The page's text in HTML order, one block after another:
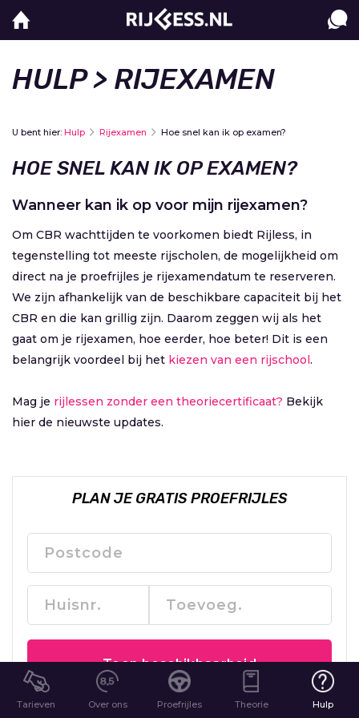
HULP> RIJEXAMEN
U bent hier: Hulp Rijexamen Hoe snel kan ik op examen?
HOE SNEL KAN IK OP EXAMEN?
Wanneer kan ik op voor mijn rijexamen?
Om CBR wachttijden te voorkomen biedt Rijless, in
tegenstelling tot meeste rijscholen, de mogelijkheid om
direct na je proefrijles je rijexamendatum te reserveren.
We zijn afhankelijk van de beschikbare capaciteit bij het
CBR en die kan grillig zijn. Daarom zeggen wij als het
gaat om je rijexamen, hoe eerder, hoe beter! Dit is een
belangrijk voordeel bij het kiezen van een rijschool.
Mag je rijlessen zonder een theoriecertificaat? Bekijk
hier de nieuwste updates.
PLAN JE GRATIS PROEFRIJLES
Toon beschikbaarheid
We hebben je postcode nodig om de agenda te laten
Tarieven Over ons Proefrijles Theorie Hulp